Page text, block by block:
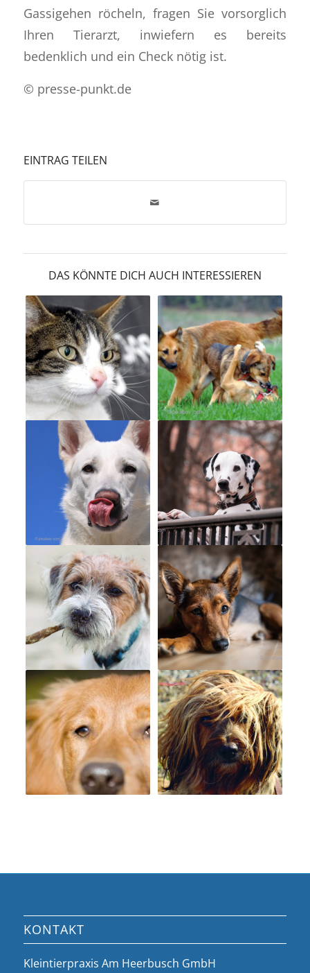
Gassigehen röcheln, fragen Sie vorsorglich
Ihren Tierarzt, inwiefern es bereits
bedenklich und ein Check nötig ist.
© presse-punkt.de
EINTRAG TEILEN
DAS KÖNNTE DICH AUCH INTERESSIEREN
KONTAKT
Kleintierpraxis Am Heerbusch GmbH